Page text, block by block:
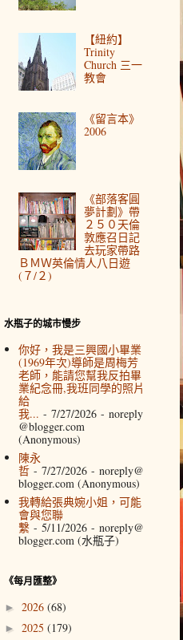
【紐約】
Trinity
Church 三一
教會
《留言本》
2006
《部落客圓
夢計劃》帶
２５０天倫
敦應召日記
去玩家帶路
ＢＭＷ英倫情人八日遊
(７/２)
水瓶子的城市慢步
你好，我是三興國小畢業
(1969年次)導師是周梅芳
老師，能請您幫我反拍畢
業紀念冊,我班同學的照片
給
我... - 7/27/2026- noreply
@blogger.com
(Anonymous)
陳永
哲- 7/27/2026- noreply@
blogger.com (Anonymous)
我轉給張典婉小姐，可能
會與您聯
繫- 5/11/2026- noreply@
blogger.com (水瓶子)
《每月匯整》
► 2026 (68)
► 2025 (179)